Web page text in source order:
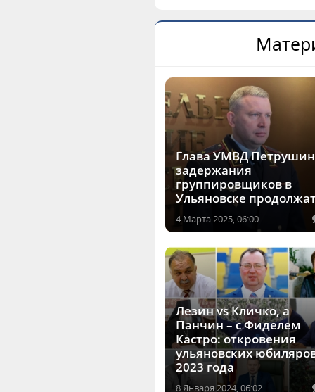
Глава УМВД
задержания
группировщиков в
Ульяновске
4 Марта 2025, 06:00
Лезин vs Кличко, а
Панчин – с Фиделем
Кастро: откровения
ульяновских
2023 года
8 Января 2024, 06:02